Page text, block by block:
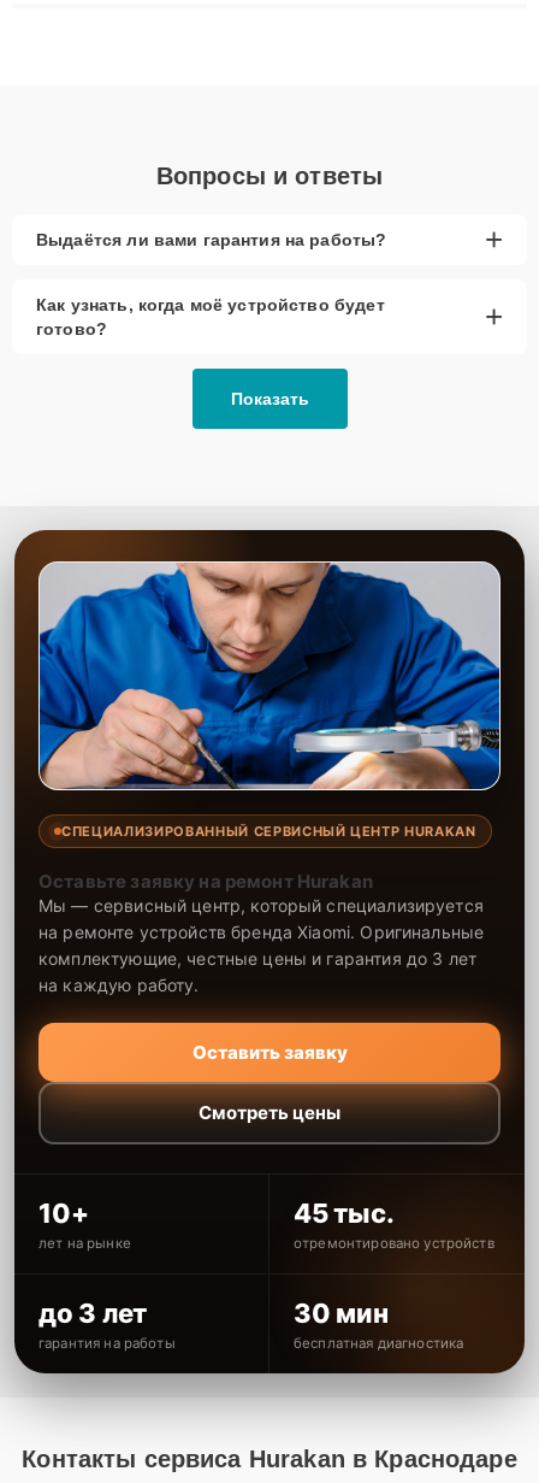
Вопросы и ответы
Выдаётся ли вами гарантия на работы? +
Как узнать, когда моё устройство будет
готово?
+
Показать
СПЕЦИАЛИЗИРОВАННЫЙ СЕРВИСНЫЙ ЦЕНТР HURAKAN
Оставьте заявку на ремонт Hurakan
Мы — сервисный центр, который специализируется
на ремонте устройств бренда Xiaomi. Оригинальные
комплектующие, честные цены и гарантия до 3 лет
на каждую работу.
Оставить заявку
Смотреть цены
10+
лет на рынке
45 тыс.
отремонтировано устройств
до 3 лет
гарантия на работы
30 мин
бесплатная диагностика
Контакты сервиса Hurakan в Краснодаре